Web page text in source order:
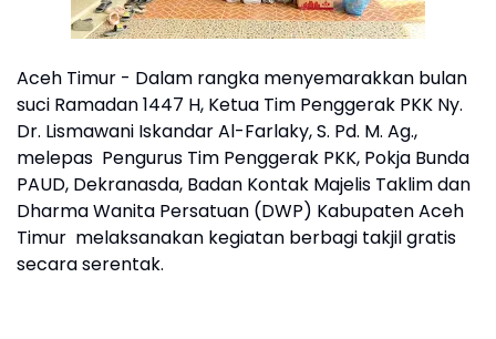
Aceh Timur - Dalam rangka menyemarakkan bulan
suci Ramadan 1447 H, Ketua Tim Penggerak PKK Ny.
Dr. Lismawani Iskandar Al-Farlaky, S. Pd. M. Ag.,
melepas Pengurus Tim Penggerak PKK, Pokja Bunda
PAUD, Dekranasda, Badan Kontak Majelis Taklim dan
Dharma Wanita Persatuan (DWP) Kabupaten Aceh
Timur melaksanakan kegiatan berbagi takjil gratis
secara serentak.